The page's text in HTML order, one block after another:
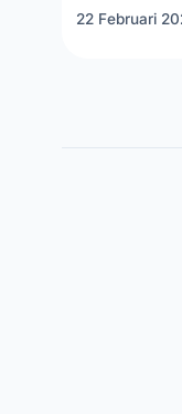
22 Februari